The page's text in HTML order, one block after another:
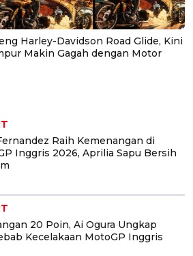
Harley-Davidson Road Glide, Kini
Makin Gagah dengan Motor
Raih Kemenangan di
Inggris 2026, Aprilia Sapu Bersih
20 Poin, Ai Ogura Ungkap
Kecelakaan MotoGP Inggris